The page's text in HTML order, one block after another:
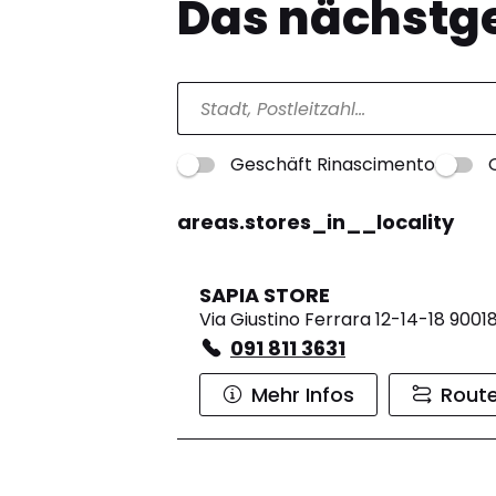
Das
Geschäft Rinascimento
areas.stores_in__locality
SAPIA STORE
Via Giustino Ferrara 12-14-18
091 811 3631
Mehr Infos